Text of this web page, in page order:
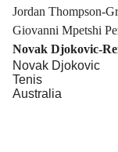
Jordan Thompson-
Giovanni Mpetshi
Novak Djokovic-
Novak Djokovic
Tenis
Australia